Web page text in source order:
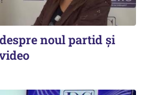
noul partid și